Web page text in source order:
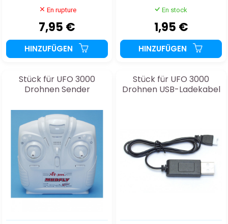
En rupture
7,95 €
HINZUFÜGEN
En stock
1,95 €
HINZUFÜGEN
Stück für UFO 3000
Drohnen Sender
Stück für UFO 3000
Drohnen USB-Ladekabel